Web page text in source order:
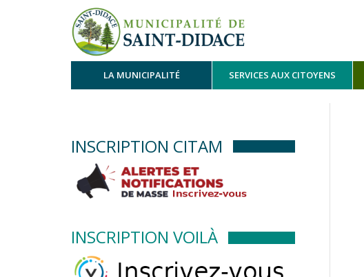
LA MUNICIPALITÉ SERVICES AUX CITOYENS
INSCRIPTION CITAM
INSCRIPTION VOILÀ